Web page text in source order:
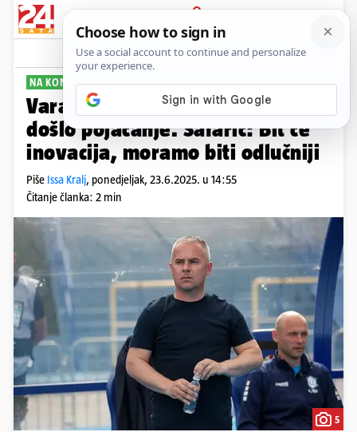
PRIJAVA
Sport Komentari
NA KONFERENCIJI UOČI PRIPREMA
Varaždinu na početak priprema
došlo pojačanje. Šafarić: Bit će
inovacija, moramo biti odlučniji
Piše Issa Kralj, ponedjeljak, 23.6.2025. u 14:55
Čitanje članka: 2 min
5